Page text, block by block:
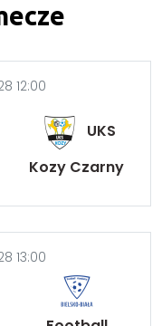
12:00
UKS
Kozy Czarny
13:00